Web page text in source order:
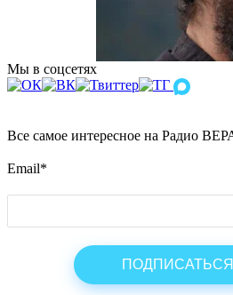
Мы в соцсетях
Все самое интересное на Радио
Email*